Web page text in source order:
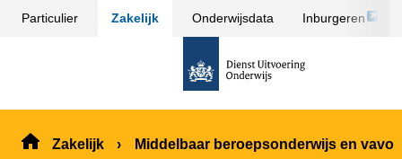
Sla
inhoud
Particulier Zakelijk Onderwijsdata Inburgeren
Link
pagina
de
Zakelijk Middelbaar beroepsonderwijs en vavo